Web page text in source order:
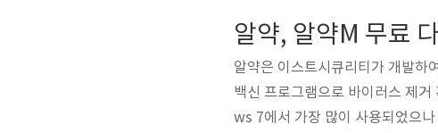
러스 백신..
알약, 알약M 무료
알약은 이스트시큐리티가 개발하
백신 프로그램으로 바이러스 제
ws 7에서 가장 많이 사용되었으